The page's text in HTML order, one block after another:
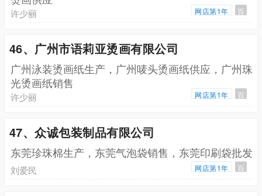
许少丽 网店第1年 百
46、广州市语莉亚烫画有限公司
广州泳装烫画纸生产，广州唛头烫画纸供应，广州珠
光烫画纸销售
许少丽 网店第1年 百
47、众诚包装制品有限公司
东莞珍珠棉生产，东莞气泡袋销售，东莞印刷袋批发
刘爱民 网店第1年 百